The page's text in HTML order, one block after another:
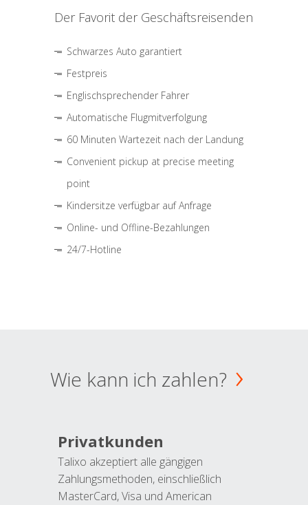
Der Favorit der Geschäftsreisenden
Schwarzes Auto garantiert
Festpreis
Englischsprechender Fahrer
Automatische Flugmitverfolgung
60 Minuten Wartezeit nach der Landung
Convenient pickup at precise meeting
point
Kindersitze verfügbar auf Anfrage
Online- und Offline-Bezahlungen
24/7-Hotline
Wie kann ich zahlen?
Privatkunden
Talixo akzeptiert alle gängigen
Zahlungsmethoden, einschließlich
MasterCard, Visa und American